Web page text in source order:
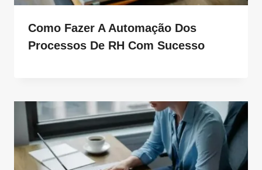
Como Fazer A Automação Dos
Processos De RH Com Sucesso